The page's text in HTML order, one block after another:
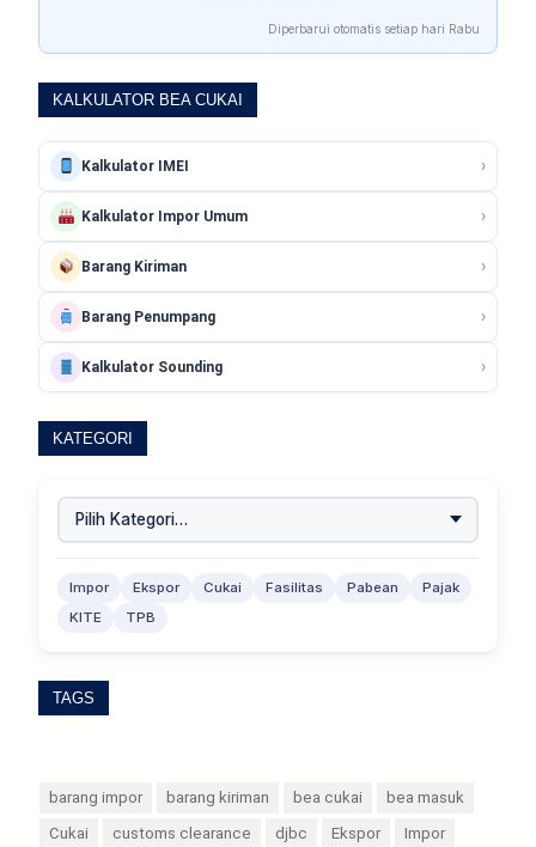
Diperbarui otomatis setiap hari Rabu
KALKULATOR BEA CUKAI
Kalkulator IMEI ›
Kalkulator Impor Umum ›
Barang Kiriman ›
Barang Penumpang ›
Kalkulator Sounding ›
KATEGORI
Impor Ekspor Cukai Fasilitas Pabean
Pajak
KITE
TPB
TAGS
barang impor barang kiriman bea cukai
bea masuk
Cukai
customs clearance djbc Ekspor
Impor